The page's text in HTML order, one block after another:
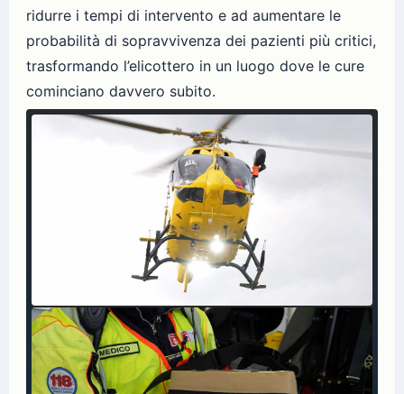
ridurre i tempi di intervento e ad aumentare le
probabilità di sopravvivenza dei pazienti più critici,
trasformando l’elicottero in un luogo dove le cure
cominciano davvero subito.